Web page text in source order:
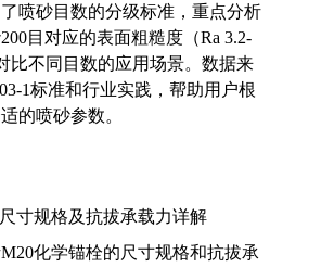
喷砂目数的分级标准，重点分析
目对应的表面粗糙度（Ra 3.2-
比不同目数的应用场景。数据来
1标准和行业实践，帮助用户根
的喷砂参数。
寸规格及抗拔承载力详解
化学锚栓的尺寸规格和抗拔承